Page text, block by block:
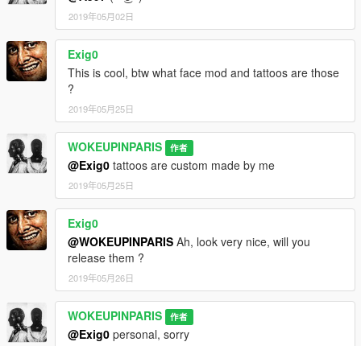
2019年05月02日
Exig0
This is cool, btw what face mod and tattoos are those
?
2019年05月25日
WOKEUPINPARIS 作者
@Exig0 tattoos are custom made by me
2019年05月25日
Exig0
@WOKEUPINPARIS Ah, look very nice, will you
release them ?
2019年05月26日
WOKEUPINPARIS 作者
@Exig0 personal, sorry